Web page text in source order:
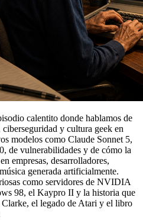
calentito donde hablamos de
y cultura geek en
modelos como Claude Sonnet 5,
de vulnerabilidades y de cómo la
empresas, desarrolladores,
generada artificialmente.
como servidores de NVIDIA
98, el Kaypro II y la historia que
el legado de Atari y el libro